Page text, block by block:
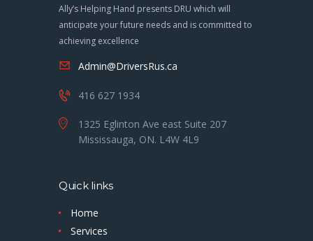
Ally’s Helping Hand presents DRU which will
anticipate your future needs and is committed to
achieving excellence
Admin@DriversRus.ca
416 627 1934
1325 Eglinton Ave east Suite 207
Mississauga, ON. L4W 4L9
Quick links
Home
Services